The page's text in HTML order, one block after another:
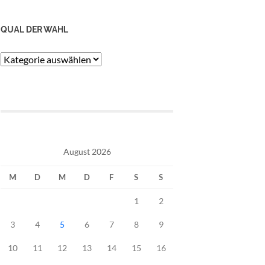
QUAL DER WAHL
Qual
August 2026
M D M D F S S
1 2
3 4 5 6 7 8 9
10 11 12 13 14 15 16